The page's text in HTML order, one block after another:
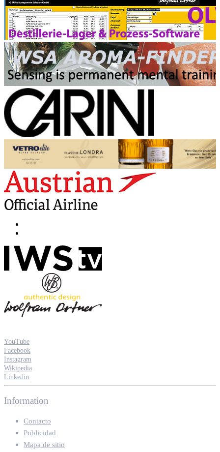
YouTube
Facebook
Instagram
Wikipedia
Linkedin
Information
Contacto
Publicidad
Mapa de sitio